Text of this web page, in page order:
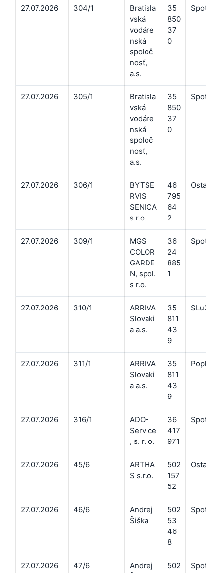
27.07.2026 304/1
Bratisla
vská
vodáre
nská
spoloč
nosť,
a.s.
35
850
37
0
27.07.2026 305/1
Bratisla
vská
vodáre
nská
spoloč
nosť,
a.s.
35
850
37
0
27.07.2026 306/1
BYTSE
RVIS
SENICA
s.r.o.
46
795
64
2
27.07.2026 309/1
MGS
COLOR
GARDE
N, spol.
s r.o.
36
24
885
1
27.07.2026 310/1
ARRIVA
Slovaki
a a.s.
35
811
43
9
SLužby
27.07.2026 311/1
ARRIVA
Slovaki
a a.s.
35
811
43
9
27.07.2026 316/1
ADO-
Service
, s. r. o.
36
417
971
27.07.2026 45/6
ARTHA
S s.r.o.
502
157
52
Ostatné
27.07.2026 46/6
Andrej
Šiška
502
53
46
8
27.07.2026 47/6
Andrej
502